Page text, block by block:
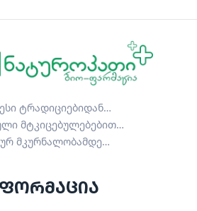
ტრადიციებიდან…
მტკიცებულებებით…
მკურნალობამდე…